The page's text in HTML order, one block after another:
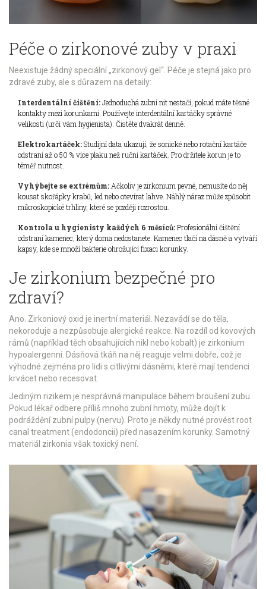
Péče o zirkonové zuby v praxi
Neexistuje žádný speciální „zirkonový gel“. Péče je stejná jako pro
zdravé zuby, ale s důrazem na detaily:
Interdentální čištění:Jednoduchá zubní nit nestačí, pokud máte těsné
kontakty mezi korunkami. Používejte interdentální kartáčky správné
velikosti (určí vám hygienista). Čistěte dvakrát denně.
Elektrokartáček:Studijní data ukazují, že sonické nebo rotační kartáče
odstraní až o 50 % více plaku než ruční kartáček. Pro držitele korun je to
téměř nutnost.
Vyhýbejte se extrémům: Ačkoliv je zirkonium pevné, nemusíte do něj
kousat skořápky krabů, led nebo otevírat lahve. Náhlý náraz může způsobit
mikroskopické trhliny, které se později rozrostou.
Kontrola u hygienisty každých 6 měsíců:Profesionální čištění
odstraní kamenec, který doma nedostanete. Kamenec tlačí na dásně a vytváří
kapsy, kde se množí bakterie ohrožující fixaci korunky.
Je zirkonium bezpečné pro
zdraví?
Ano. Zirkoniový oxid je inertní materiál. Nezavádí se do těla,
nekoroduje a nezpůsobuje alergické reakce. Na rozdíl od kovových
rámů (například těch obsahujících nikl nebo kobalt) je zirkonium
hypoalergenní. Dásňová tkáň na něj reaguje velmi dobře, což je
výhodné zejména pro lidi s citlivými dásněmi, které mají tendenci
krvácet nebo recesovat.
Jediným rizikem je nesprávná manipulace během broušení zubu.
Pokud lékař odbere příliš mnoho zubní hmoty, může dojít k
podráždění zubní pulpy (nervu). Proto je někdy nutné provést root
canal treatment (endodoncii) před nasazením korunky. Samotný
materiál zirkonia však toxický není.